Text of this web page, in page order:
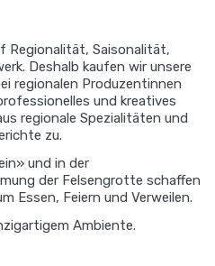
Regionalität, Saisonalität,
Deshalb kaufen wir unsere
regionalen Produzentinnen
und kreatives
regionale Spezialitäten und
zu.
und in der
der Felsengrotte schaffen
Essen, Feiern und Verweilen.
Ambiente.